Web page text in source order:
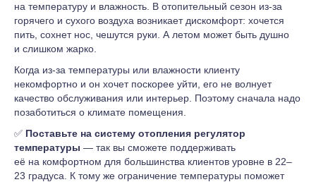
на температуру и влажность. В отопительный сезон из-за
горячего и сухого воздуха возникает дискомфорт: хочется
пить, сохнет нос, чешутся руки. А летом может быть душно
и слишком жарко.
Когда из-за температуры или влажности клиенту
некомфортно и он хочет поскорее уйти, его не волнует
качество обслуживания или интерьер. Поэтому сначала надо
позаботиться о климате помещения.
✅ Поставьте на систему отопления регулятор
температуры — так вы сможете поддерживать
её на комфортном для большинства клиентов уровне в 22–
23 градуса. К тому же ограничение температуры поможет